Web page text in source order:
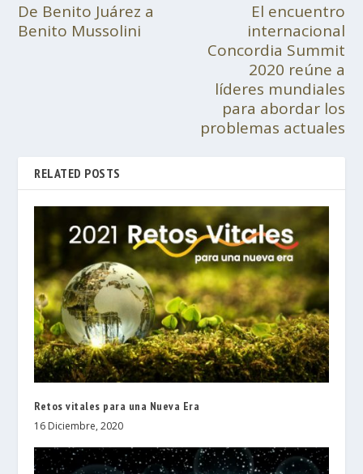
De Benito Juárez a
Benito Mussolini
El encuentro
internacional
Concordia Summit
2020 reúne a
líderes mundiales
para abordar los
problemas actuales
RELATED POSTS
Retos vitales para una Nueva Era
16 Diciembre, 2020